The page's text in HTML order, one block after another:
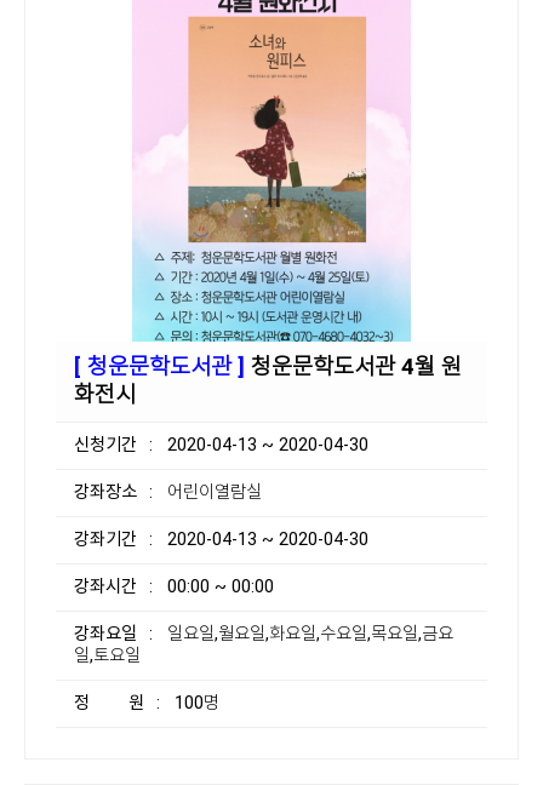
[ 청운문학도서관 ] 청운문학도서관 4월 원
화전시
신청기간 : 2020-04-13 ~ 2020-04-30
강좌장소 : 어린이열람실
강좌기간 : 2020-04-13 ~ 2020-04-30
강좌시간 : 00:00 ~ 00:00
강좌요일
: 일요일,월요일,화요일,수요일,목요일,금요
일,토요일
정 원 : 100명